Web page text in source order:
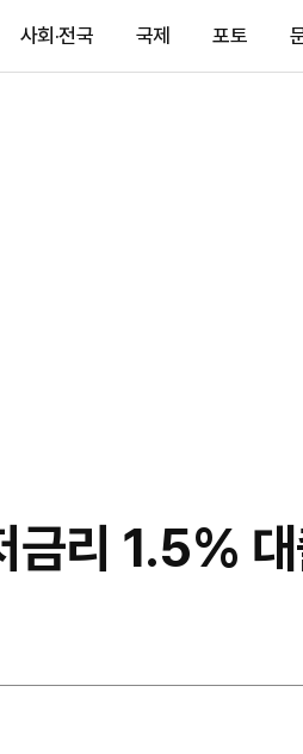
사회·전국 국제 포토
금리 1.5%